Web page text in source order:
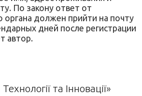
По закону ответ от
органа должен прийти на почту
дней после регистрации
автор.
та Інновації»